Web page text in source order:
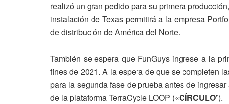
realizó un gran pedido para su primera
instalación de Texas permitirá a la empresa
de distribución de América del Norte.
También se espera que FunGuys ingrese a la
fines de 2021. A la espera de que se completen
para la segunda fase de prueba antes de
de la plataforma TerraCycle LOOP («CÍRCULO”).